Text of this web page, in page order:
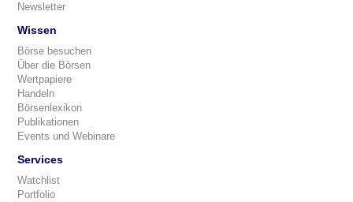
Newsletter
Wissen
Börse besuchen
Über die Börsen
Wertpapiere
Handeln
Börsenlexikon
Publikationen
Events und Webinare
Services
Watchlist
Portfolio